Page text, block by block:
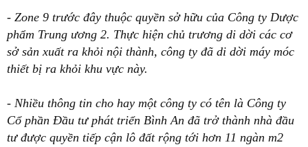
- Zone 9 trước đây thuộc quyền sở hữu của Công ty Dược
phẩm Trung ương 2. Thực hiện chủ trương di dời các cơ
sở sản xuất ra khỏi nội thành, công ty đã di dời máy móc
thiết bị ra khỏi khu vực này.
- Nhiều thông tin cho hay một công ty có tên là Công ty
Cổ phần Đầu tư phát triển Bình An đã trở thành nhà đầu
tư được quyền tiếp cận lô đất rộng tới hơn 11 ngàn m2